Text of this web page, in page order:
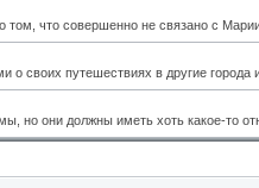
что совершенно не связано с
своих путешествиях в другие
но они должны иметь хоть какое-то